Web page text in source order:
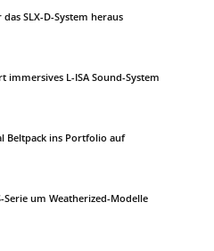
SLX-D-System heraus
immersives L-ISA Sound-System
Beltpack ins Portfolio auf
um Weatherized-Modelle